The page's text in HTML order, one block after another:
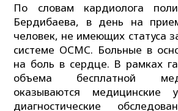
По словам кардиолога
Бердибаева, в день на
человек, не имеющих статуса
системе ОСМС. Больные в
на боль в сердце. В рамках
объема бесплатной
оказываются медицинские
диагностические